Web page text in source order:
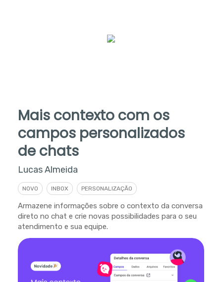
Mais contexto com os
campos personalizados
de chats
Lucas Almeida
NOVO INBOX PERSONALIZAÇÃO
Armazene informações sobre o contexto da conversa
direto no chat e crie novas possibilidades para o seu
atendimento e sua equipe.